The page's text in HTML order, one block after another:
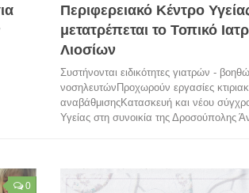
Περιφερειακό Κέντρο
μετατρέπεται το Τοπικό
Λιοσίων
Συστήνονται ειδικότητες γιατρών -
νοσηλευτώνΠροχωρούν εργασίες
αναβάθμισηςΚατασκευή και νέου
Υγείας στη συνοικία της Δροσούπολης
0